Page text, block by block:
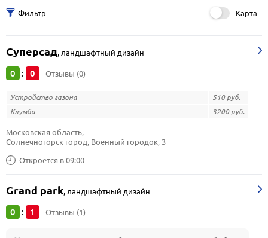
Карта
Суперсад,ландшафтный дизайн
0 : 0 Отзывы (0)
Устройство газона
510 руб.
Клумба
3200 руб.
Откроется в 09:00
Московская область,
Солнечногорск город, Военный городок, 3
Grand park,ландшафтный дизайн
0 : 1 Отзывы (1)